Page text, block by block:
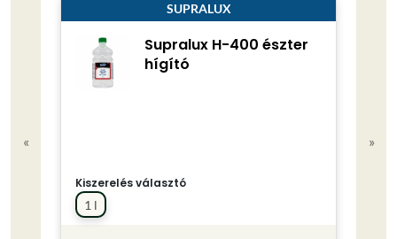
«
SUPRALUX
Supralux H-400 észter
hígító
Kiszerelés választó
1 l
»